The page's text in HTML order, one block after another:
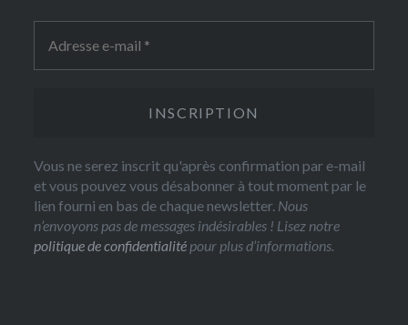
Vous ne serez inscrit qu'après confirmation par e-mail
et vous pouvez vous désabonner à tout moment par le
lien fourni en bas de chaque newsletter. Nous
n’envoyons pas de messages indésirables ! Lisez notre
politique de confidentialité pour plus d’informations.